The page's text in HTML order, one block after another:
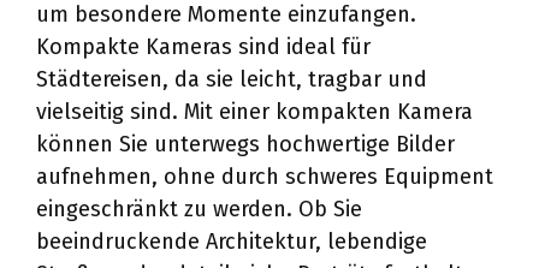
um besondere Momente einzufangen.
Kompakte Kameras sind ideal für
Städtereisen, da sie leicht, tragbar und
vielseitig sind. Mit einer kompakten Kamera
können Sie unterwegs hochwertige Bilder
aufnehmen, ohne durch schweres Equipment
eingeschränkt zu werden. Ob Sie
beeindruckende Architektur, lebendige